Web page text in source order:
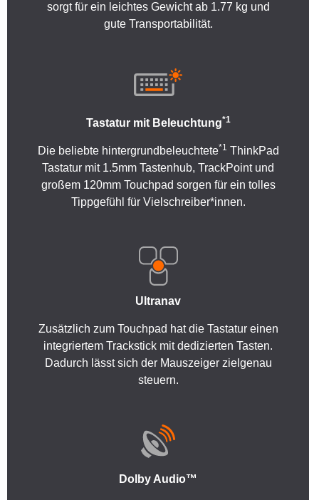
sorgt für ein leichtes Gewicht ab 1.77 kg und
gute Transportabilität.
Tastatur mit Beleuchtung*1
Die beliebte hintergrundbeleuchtete*1 ThinkPad
Tastatur mit 1.5mm Tastenhub, TrackPoint und
großem 120mm Touchpad sorgen für ein tolles
Tippgefühl für Vielschreiber*innen.
Ultranav
Zusätzlich zum Touchpad hat die Tastatur einen
integriertem Trackstick mit dedizierten Tasten.
Dadurch lässt sich der Mauszeiger zielgenau
steuern.
Dolby Audio™